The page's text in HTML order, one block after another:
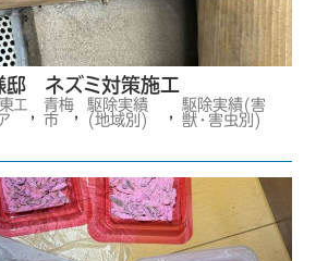
邸 ネズミ対策施工
エ ,
青梅
市
,
駆除実績
(地域別)
,
駆除実績(害
獣・害虫別)